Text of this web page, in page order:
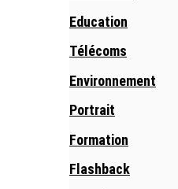
Education
Télécoms
Environnement
Portrait
Formation
Flashback